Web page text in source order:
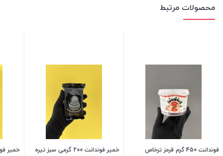
محصولات مرتبط
فوندانت 450 گرم قرمز ترخاص
خمیر فوندانت 200 گرمی سبز تیره